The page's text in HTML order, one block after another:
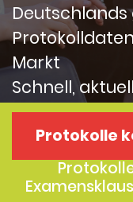
Markt
Schnell,
Protokolle
1. Examen